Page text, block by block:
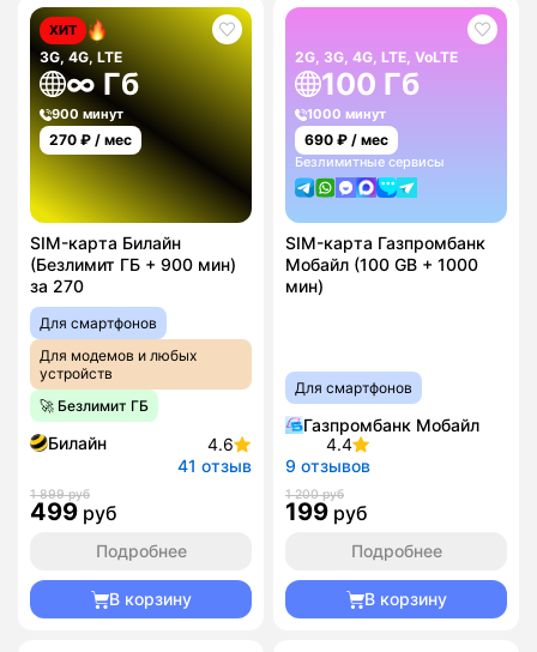
ХИТ
3G, 4G, LTE
∞ Гб
900 минут
270 ₽ / мес
SIM-карта Билайн
(Безлимит ГБ + 900 мин)
за 270
Для смартфонов
Для модемов и любых
устройств
🚀 Безлимит ГБ
Билайн
4.6
41 отзыв
1 899 руб
499 руб
Подробнее
В корзину
2G, 3G, 4G, LTE, VoLTE
100 Гб
1000 минут
690 ₽ / мес
Безлимитные сервисы
SIM-карта Газпромбанк
Мобайл (100 GB + 1000
мин)
Для смартфонов
Газпромбанк Мобайл
4.4
9 отзывов
1 200 руб
199 руб
Подробнее
В корзину